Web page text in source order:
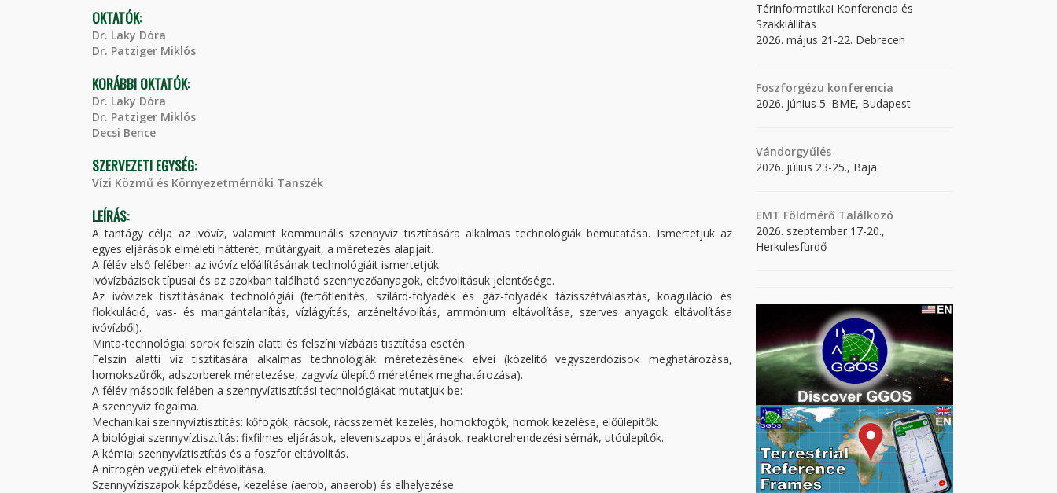
OKTATÓK:
Dr. Laky Dóra
Dr. Patziger Miklós
KORÁBBI OKTATÓK:
Dr. Laky Dóra
Dr. Patziger Miklós
Decsi Bence
SZERVEZETI EGYSÉG:
Vízi Közmű és Környezetmérnöki Tanszék
LEÍRÁS:
A tantágy célja az ivóvíz, valamint kommunális szennyvíz tisztítására alkalmas technológiák bemutatása. Ismertetjük az
egyes eljárások elméleti hátterét, műtárgyait, a méretezés alapjait.
A félév első felében az ivóvíz előállításának technológiáit ismertetjük:
Ivóvízbázisok típusai és az azokban található szennyezőanyagok, eltávolításuk jelentősége.
Az ivóvizek tisztításának technológiái (fertőtlenítés, szilárd-folyadék és gáz-folyadék fázisszétválasztás, koaguláció és
flokkuláció, vas- és mangántalanítás, vízlágyítás, arzéneltávolítás, ammónium eltávolítása, szerves anyagok eltávolítása
ivóvízből).
Minta-technológiai sorok felszín alatti és felszíni vízbázis tisztítása esetén.
Felszín alatti víz tisztítására alkalmas technológiák méretezésének elvei (közelítő vegyszerdózisok meghatározása,
homokszűrők, adszorberek méretezése, zagyvíz ülepítő méretének meghatározása).
A félév második felében a szennyvíztisztítási technológiákat mutatjuk be:
A szennyvíz fogalma.
Mechanikai szennyvíztisztítás: kőfogók, rácsok, rácsszemét kezelés, homokfogók, homok kezelése, előülepítők.
A biológiai szennyvíztisztítás: fixfilmes eljárások, eleveniszapos eljárások, reaktorelrendezési sémák, utóülepítők.
A kémiai szennyvíztisztítás és a foszfor eltávolítás.
A nitrogén vegyületek eltávolítása.
Szennyvíziszapok képződése, kezelése (aerob, anaerob) és elhelyezése.
Térinformatikai Konferencia és
Szakkiállítás
2026. május 21-22. Debrecen
Foszforgézu konferencia
2026. június 5. BME, Budapest
Vándorgyűlés
2026. július 23-25., Baja
EMT Földmérő Találkozó
2026. szeptember 17-20.,
Herkulesfürdő